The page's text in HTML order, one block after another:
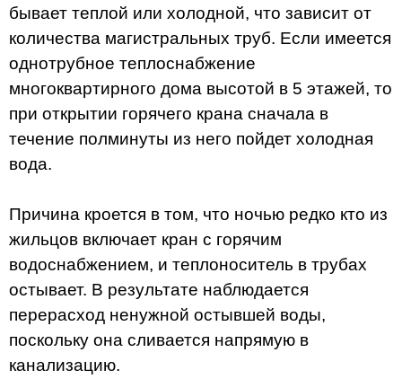
бывает теплой или холодной, что зависит от
количества магистральных труб. Если имеется
однотрубное теплоснабжение
многоквартирного дома высотой в 5 этажей, то
при открытии горячего крана сначала в
течение полминуты из него пойдет холодная
вода.
Причина кроется в том, что ночью редко кто из
жильцов включает кран с горячим
водоснабжением, и теплоноситель в трубах
остывает. В результате наблюдается
перерасход ненужной остывшей воды,
поскольку она сливается напрямую в
канализацию.